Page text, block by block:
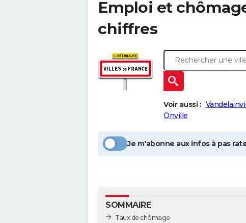
Emploi et
chiffres
Voir aussi :
Onville
Je m'abonne aux infos à pas
SOMMAIRE
Taux de chômage